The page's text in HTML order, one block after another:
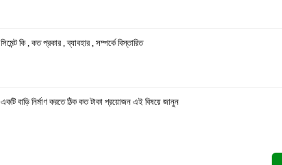
সিমেন্ট কি , কত প্রকার , ব্যাবহার , সম্পর্কে বিস্তারিত
একটি বাড়ি নির্মাণ করতে ঠিক কত টাকা প্রয়োজন এই বিষয়ে জানুন